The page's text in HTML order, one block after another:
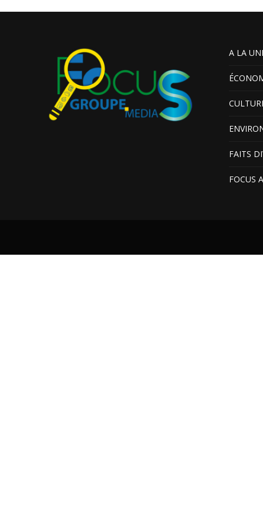
A LA
FAITS
FOCUS